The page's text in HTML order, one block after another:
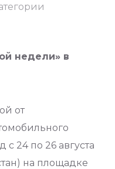
недели» в
от
24 по 26 августа
на площадке